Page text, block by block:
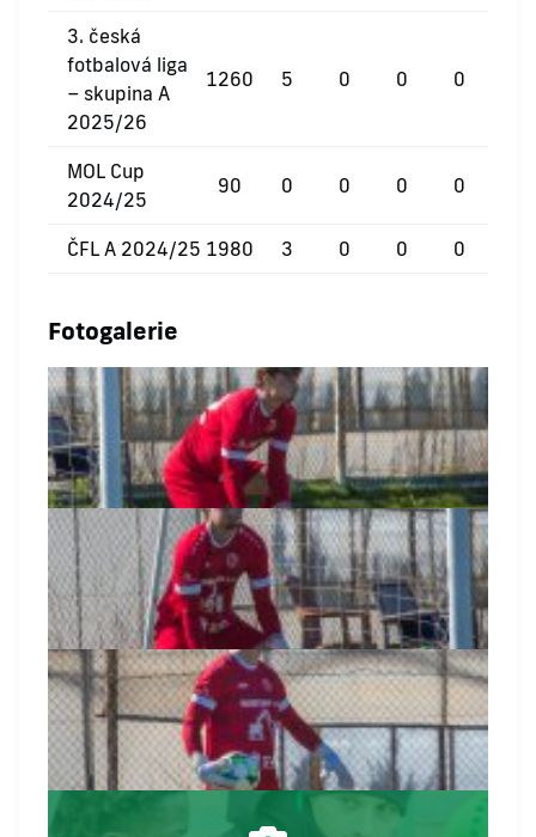
3. česká
fotbalová liga
– skupina A
2025/26
1260 5 0 0 0
MOL Cup
2024/25
90 0 0 0 0
ČFL A 2024/25 1980 3 0 0 0
Fotogalerie